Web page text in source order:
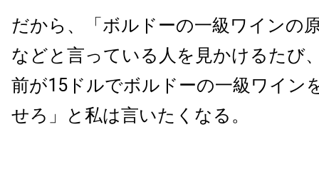
だから、「ボルドーの一級ワインの
などと言っている人を見かけるたび
前が15ドルでボルドーの一級ワイン
せろ」と私は言いたくなる。